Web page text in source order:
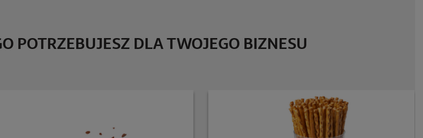
POTRZEBUJESZ DLA TWOJEGO BIZNESU